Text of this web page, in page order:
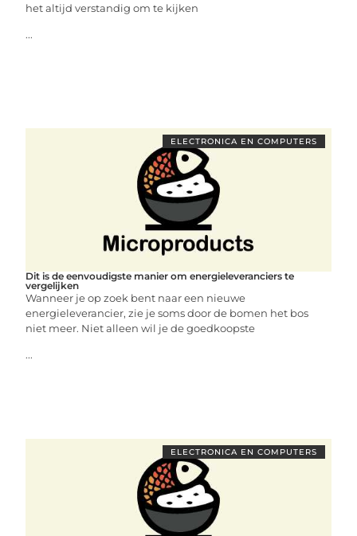
het altijd verstandig om te kijken
...
ELECTRONICA EN COMPUTERS
Dit is de eenvoudigste manier om energieleveranciers te
vergelijken
Wanneer je op zoek bent naar een nieuwe
energieleverancier, zie je soms door de bomen het bos
niet meer. Niet alleen wil je de goedkoopste
...
ELECTRONICA EN COMPUTERS